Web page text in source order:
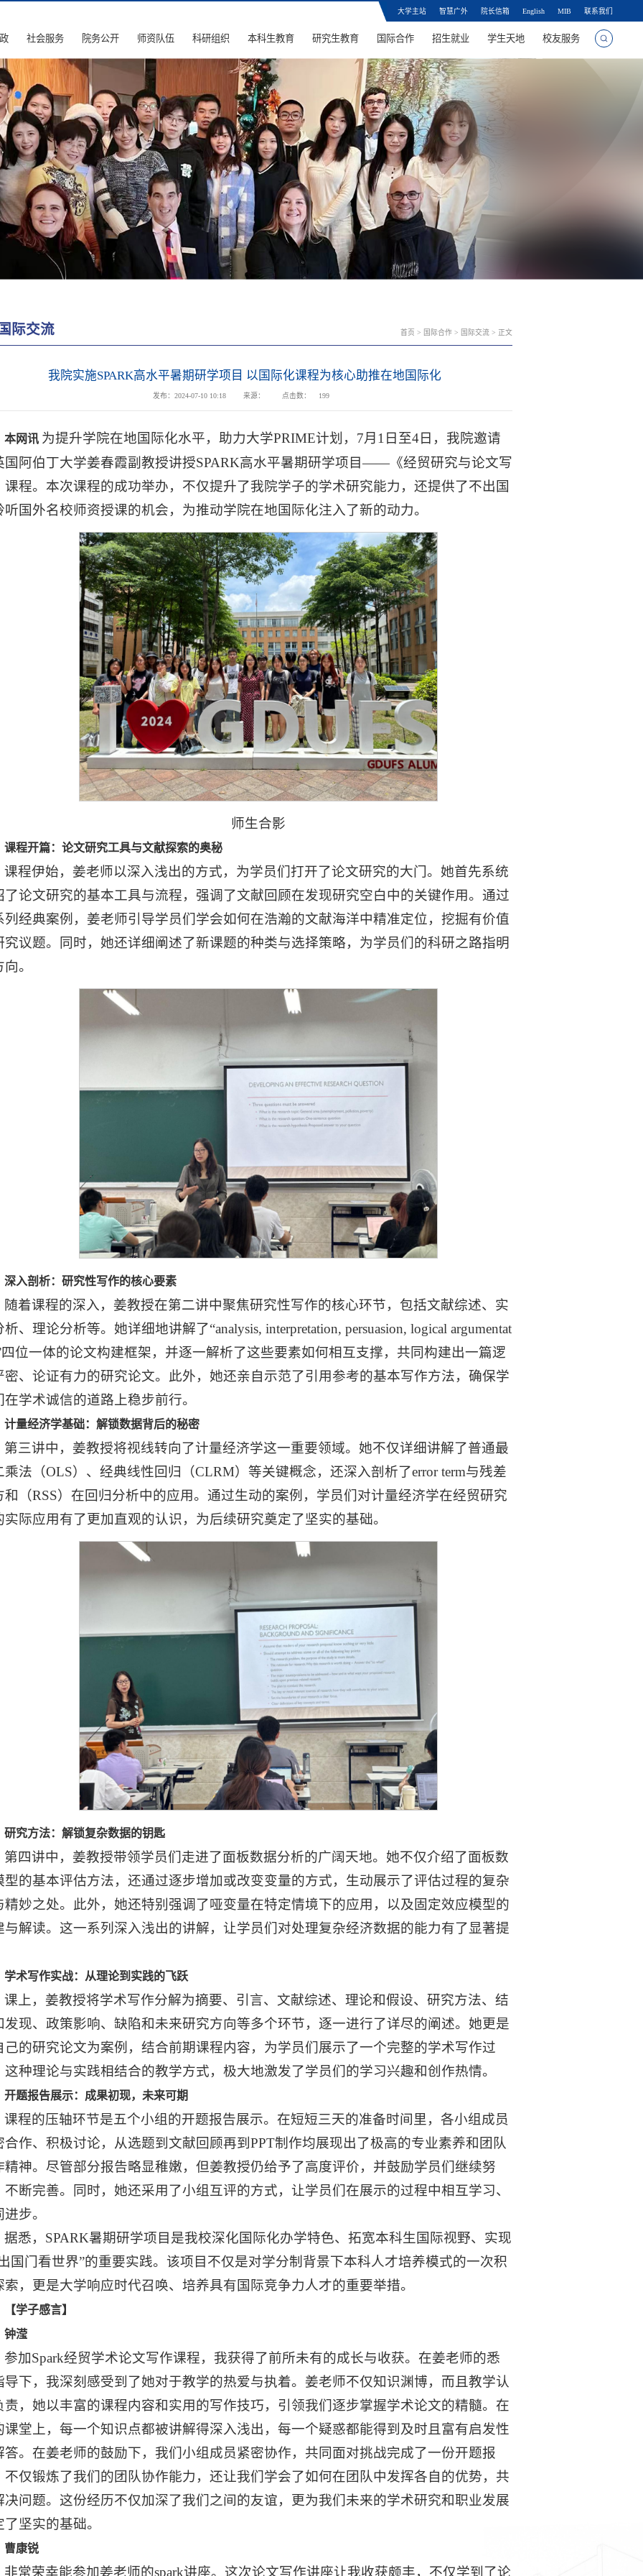
大学主站 智慧广外 院长信箱 English MIB 联系我们
社会服务 院务公开 师资队伍 科研组织 本科生教育 研究生教育 国际合作 招生就业 学生天地 校友服务
际交流 首页 > 国际合作 > 国际交流 > 正文
我院实施SPARK高水平暑期研学项目 以国际化课程为核心助推在地国际化
发布：2024-07-10 10:18 来源： 点击数： 199
本网讯 为提升学院在地国际化水平，助力大学PRIME计划，7月1日至4日，我院邀请
国阿伯丁大学姜春霞副教授讲授SPARK高水平暑期研学项目——《经贸研究与论文写
课程。本次课程的成功举办，不仅提升了我院学子的学术研究能力，还提供了不出国
听国外名校师资授课的机会，为推动学院在地国际化注入了新的动力。
师生合影
课程开篇：论文研究工具与文献探索的奥秘
课程伊始，姜老师以深入浅出的方式，为学员们打开了论文研究的大门。她首先系统
了论文研究的基本工具与流程，强调了文献回顾在发现研究空白中的关键作用。通过
列经典案例，姜老师引导学员们学会如何在浩瀚的文献海洋中精准定位，挖掘有价值
究议题。同时，她还详细阐述了新课题的种类与选择策略，为学员们的科研之路指明
。
深入剖析：研究性写作的核心要素
随着课程的深入，姜教授在第二讲中聚焦研究性写作的核心环节，包括文献综述、实
析、理论分析等。她详细地讲解了“analysis, interpretation, persuasion, logical argumentat
四位一体的论文构建框架，并逐一解析了这些要素如何相互支撑，共同构建出一篇逻
密、论证有力的研究论文。此外，她还亲自示范了引用参考的基本写作方法，确保学
在学术诚信的道路上稳步前行。
计量经济学基础：解锁数据背后的秘密
第三讲中，姜教授将视线转向了计量经济学这一重要领域。她不仅详细讲解了普通最
乘法（OLS）、经典线性回归（CLRM）等关键概念，还深入剖析了error term与残差
和（RSS）在回归分析中的应用。通过生动的案例，学员们对计量经济学在经贸研究
实际应用有了更加直观的认识，为后续研究奠定了坚实的基础。
研究方法：解锁复杂数据的钥匙
第四讲中，姜教授带领学员们走进了面板数据分析的广阔天地。她不仅介绍了面板数
型的基本评估方法，还通过逐步增加或改变变量的方式，生动展示了评估过程的复杂
精妙之处。此外，她还特别强调了哑变量在特定情境下的应用，以及固定效应模型的
与解读。这一系列深入浅出的讲解，让学员们对处理复杂经济数据的能力有了显著提
学术写作实战：从理论到实践的飞跃
课上，姜教授将学术写作分解为摘要、引言、文献综述、理论和假设、研究方法、结
发现、政策影响、缺陷和未来研究方向等多个环节，逐一进行了详尽的阐述。她更是
己的研究论文为案例，结合前期课程内容，为学员们展示了一个完整的学术写作过
这种理论与实践相结合的教学方式，极大地激发了学员们的学习兴趣和创作热情。
开题报告展示：成果初现，未来可期
课程的压轴环节是五个小组的开题报告展示。在短短三天的准备时间里，各小组成员
合作、积极讨论，从选题到文献回顾再到PPT制作均展现出了极高的专业素养和团队
精神。尽管部分报告略显稚嫩，但姜教授仍给予了高度评价，并鼓励学员们继续努
不断完善。同时，她还采用了小组互评的方式，让学员们在展示的过程中相互学习、
步。
据悉，SPARK暑期研学项目是我校深化国际化办学特色、拓宽本科生国际视野、实现
国门看世界”的重要实践。该项目不仅是对学分制背景下本科人才培养模式的一次积
索，更是大学响应时代召唤、培养具有国际竞争力人才的重要举措。
【学子感言】
钟滢
参加Spark经贸学术论文写作课程，我获得了前所未有的成长与收获。在姜老师的悉
导下，我深刻感受到了她对于教学的热爱与执着。姜老师不仅知识渊博，而且教学认
责，她以丰富的课程内容和实用的写作技巧，引领我们逐步掌握学术论文的精髓。在
课堂上，每一个知识点都被讲解得深入浅出，每一个疑惑都能得到及时且富有启发性
答。在姜老师的鼓励下，我们小组成员紧密协作，共同面对挑战完成了一份开题报
不仅锻炼了我们的团队协作能力，还让我们学会了如何在团队中发挥各自的优势，共
决问题。这份经历不仅加深了我们之间的友谊，更为我们未来的学术研究和职业发展
了坚实的基础。
曹康锐
非常荣幸能参加姜老师的spark讲座。这次论文写作讲座让我收获颇丰，不仅学到了论